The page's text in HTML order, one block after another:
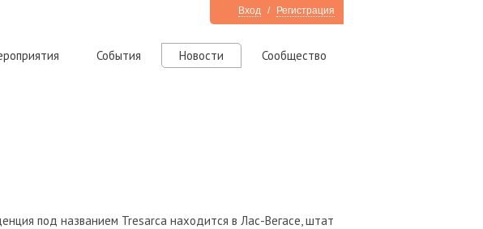
Вход / Регистрация
События Новости Сообщество
под названием Tresarca находится в Лас-Вегасе, штат